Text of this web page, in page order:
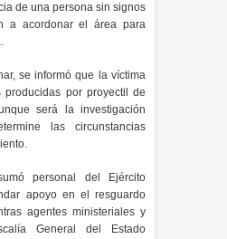
de una persona sin signos
a acordonar el área para
se informó que la víctima
producidas por proyectil de
será la investigación
las circunstancias
personal del Ejército
apoyo en el resguardo
agentes ministeriales y
General del Estado